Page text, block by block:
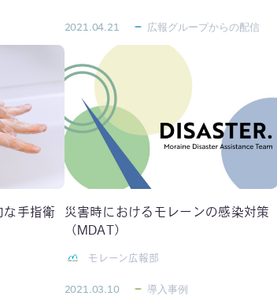
な手指衛
2021.04.21 広報グループからの配信
災害時におけるモレーンの感染対策
（MDAT）
モレーン広報部
2021.03.10 導入事例